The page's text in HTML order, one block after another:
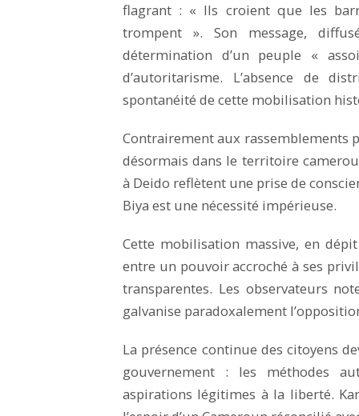
flagrant : « Ils croient que les
trompent ». Son message,
détermination d’un peuple «
d’autoritarisme. L’absence de
spontanéité de cette mobilisation
Contrairement aux rassemblements
désormais dans le territoire
à Deido reflètent une prise de
Biya est une nécessité impérieuse.
Cette mobilisation massive, en
entre un pouvoir accroché à ses
transparentes. Les observateurs
galvanise paradoxalement
La présence continue des citoyens
gouvernement : les méthodes
aspirations légitimes à la liberté.